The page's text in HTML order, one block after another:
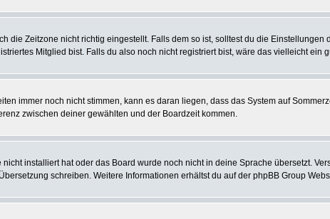
die Zeitzone nicht richtig eingestellt. Falls dem so ist, solltest du die
Mitglied bist. Falls du also noch nicht registriert bist, wäre das vielleicht ein
immer noch nicht stimmen, kann es daran liegen, dass das System auf
zwischen deiner gewählten und der Boardzeit kommen.
installiert hat oder das Board wurde noch nicht in deine Sprache übersetzt.
schreiben. Weitere Informationen erhältst du auf der phpBB Group